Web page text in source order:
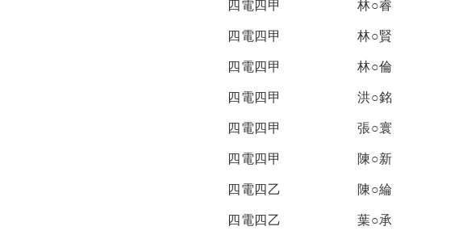
四電四甲 林○睿
四電四甲 林○賢
四電四甲 林○倫
四電四甲 洪○銘
四電四甲 張○寰
四電四甲 陳○新
四電四乙 陳○綸
四電四乙 葉○承